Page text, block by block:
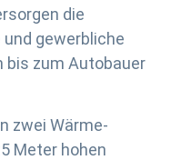
die
gewerbliche
bis zum Autobauer
zwei Wärme-
Meter hohen